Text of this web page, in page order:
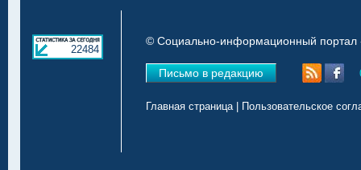
22484
© Социально-информационный портал
Письмо в редакцию
Главная страница| Пользовательское